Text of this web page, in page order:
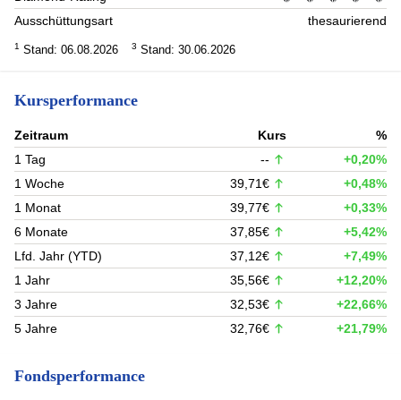
Ausschüttungsart
thesaurierend
1 Stand: 06.08.2026 3 Stand: 30.06.2026
Kursperformance
Zeitraum Kurs
%
1 Tag
--
+0,20%
1 Woche
39,71€
+0,48%
1 Monat
39,77€
+0,33%
6 Monate
37,85€
+5,42%
Lfd. Jahr (YTD)
37,12€
+7,49%
1 Jahr
35,56€
+12,20%
3 Jahre
32,53€
+22,66%
5 Jahre
32,76€ +21,79%
Fondsperformance